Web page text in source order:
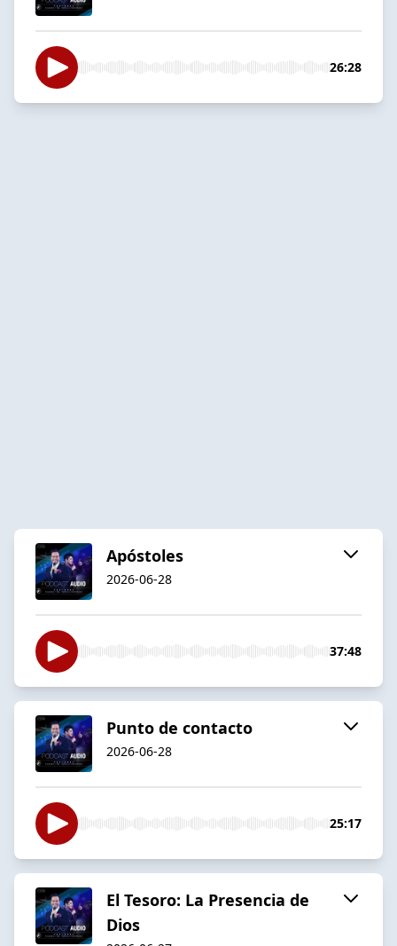
26:28
Apóstoles
2026-06-28
37:48
Punto de contacto
2026-06-28
25:17
El Tesoro: La Presencia de
Dios